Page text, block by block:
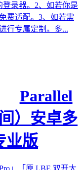
录器。2、如若你是
费适配。3、如若需
行专属定制。多...
Parallel
）安卓多
业版
」「原 LBE 双开大